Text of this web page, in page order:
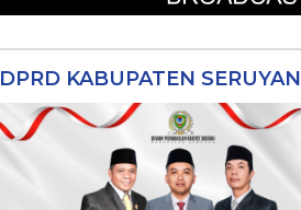
DPRD KABUPATEN SERUYAN